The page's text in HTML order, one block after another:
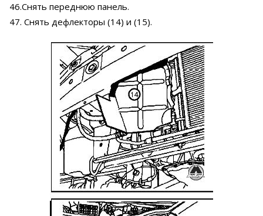
46.Снять переднюю панель.
47. Снять дефлекторы (14) и (15).